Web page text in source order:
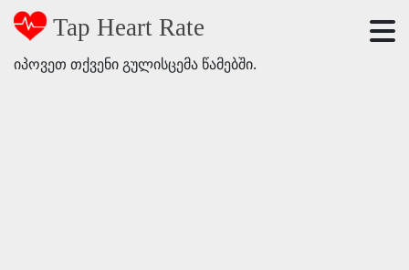
Tap Heart Rate
იპოვეთ თქვენი გულისცემა წამებში.